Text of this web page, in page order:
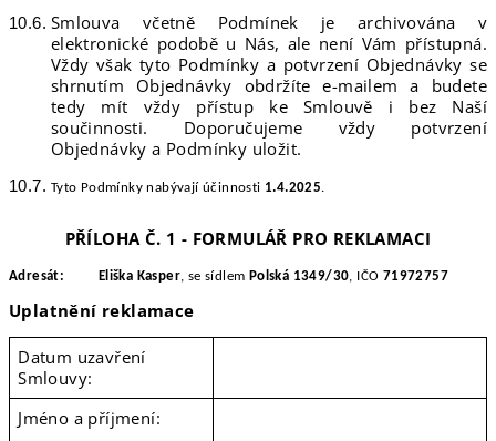
Smlouva včetně Podmínek je archivována v
elektronické podobě u Nás, ale není Vám přístupná.
Vždy však tyto Podmínky a potvrzení Objednávky se
shrnutím Objednávky obdržíte e-mailem a budete
tedy mít vždy přístup ke Smlouvě i bez Naší
součinnosti. Doporučujeme vždy potvrzení
Objednávky a Podmínky uložit.
Tyto Podmínky nabývají účinnosti 1.4.2025.
PŘÍLOHA Č. 1 - FORMULÁŘ PRO REKLAMACI
Adresát: Eliška Kasper, se sídlem Polská 1349/30, IČO 71972757
Uplatnění reklamace
Datum uzavření
Smlouvy:
Jméno a příjmení: